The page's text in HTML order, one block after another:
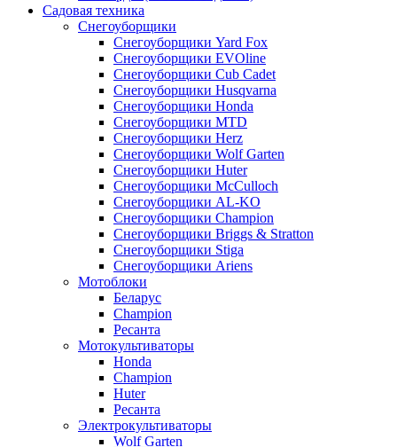
Садовая техника
Снегоуборщики
Снегоуборщики Yard Fox
Снегоуборщики EVOline
Снегоуборщики Cub Cadet
Снегоуборщики Husqvarna
Снегоуборщики Honda
Снегоуборщики MTD
Снегоуборщики Herz
Снегоуборщики Wolf Garten
Снегоуборщики Huter
Снегоуборщики McCulloch
Снегоуборщики AL-KO
Снегоуборщики Champion
Снегоуборщики Briggs & Stratton
Снегоуборщики Stiga
Снегоуборщики Ariens
Мотоблоки
Беларус
Champion
Ресанта
Мотокультиваторы
Honda
Champion
Huter
Ресанта
Электрокультиваторы
Wolf Garten